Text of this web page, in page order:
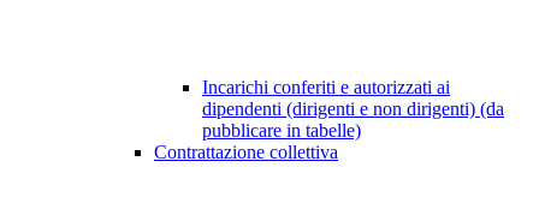
Incarichi conferiti e autorizzati ai
dipendenti (dirigenti e non dirigenti) (da
pubblicare in tabelle)
Contrattazione collettiva